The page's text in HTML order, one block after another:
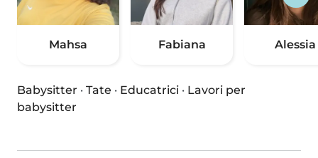
Mahsa Fabiana Alessia
Babysitter · Tate · Educatrici · Lavori per
babysitter